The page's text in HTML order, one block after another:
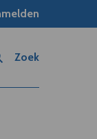
Zoek